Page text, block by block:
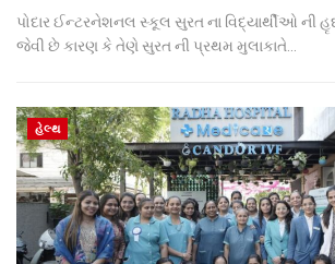
પોદાર ઈન્ટરનેશનલ સ્કૂલ સુરત ના વિદ્યાર્થીઓ ની
જેવી છે કારણ કે તેણે સુરત ની પ્રથમ મુલાકાતે…
હેલ્થ